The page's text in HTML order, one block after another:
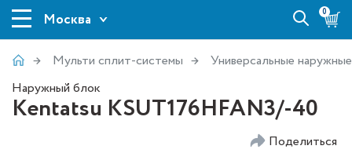
Москва 0
Мульти сплит-системы
Универсальные
Наружный блок
Kentatsu KSUT176HFAN3/-40
Поделиться